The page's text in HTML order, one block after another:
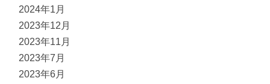
2024年1月
2023年12月
2023年11月
2023年7月
2023年6月